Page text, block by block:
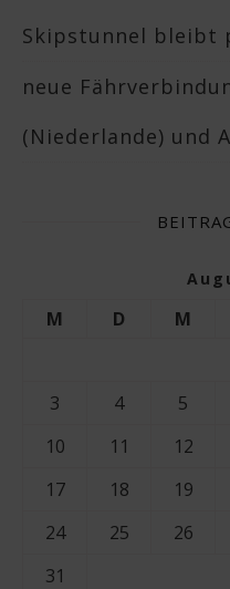
Skipstunnel
neue
(Niederlande) und
M D M
3
4 5
10
11 12
17
18 19
24
25 26
31